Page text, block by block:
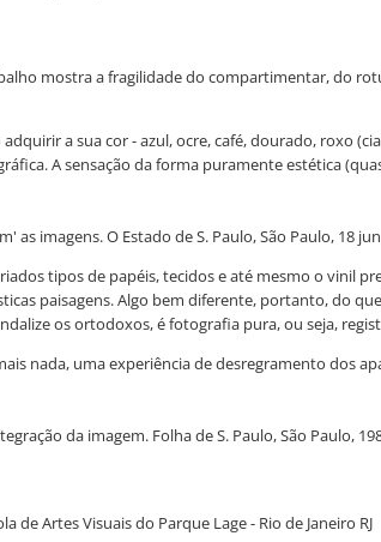
mostra a fragilidade do compartimentar, do
a sua cor - azul, ocre, café, dourado, roxo
A sensação da forma puramente estética
imagens. O Estado de S. Paulo, São Paulo, 18
tipos de papéis, tecidos e até mesmo o vinil
paisagens. Algo bem diferente, portanto, do
os ortodoxos, é fotografia pura, ou seja,
nada, uma experiência de desregramento dos
da imagem. Folha de S. Paulo, São Paulo,
Artes Visuais do Parque Lage - Rio de Janeiro RJ